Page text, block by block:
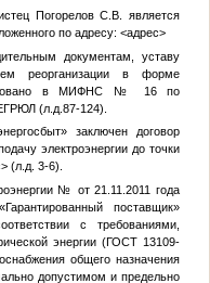
Погорелов С.В. является
по адресу: <адрес>
документам, уставу
реорганизации в форме
в МИФНС № 16 по
(л.д.87-124).
заключен договор
электроэнергии до точки
(л.д. 3-6).
№ от 21.11.2011 года
поставщик»
с требованиями,
энергии (ГОСТ 13109-
общего назначения
допустимом и предельно